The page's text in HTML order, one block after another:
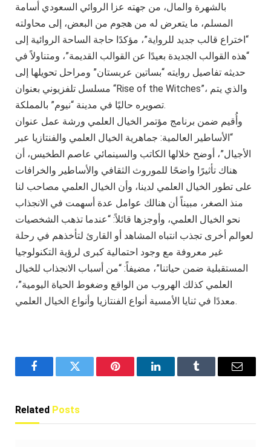
بالشهرة والمال، من جهته عزا الروائي السعودي أسامة
المسلم، ما يتعرض له من هجوم من البعض، إلى محاولته
“اختراع قالب جديد للرواية”، مؤكدًا حاجة الساحة الروائية إلى
“هذه القوالب الجديدة بعيدًا عن القوالب القديمة”، ومتناولاً في
حديثه تفاصيل روايته “بساتين عربستان” ومراحل تحويلها إلى
مسلسل تلفزيوني بعنوان “Rise of the Witches”، والذي يتم
تصويره حاليًا في مدينة “نيوم” بالمملكة.
وأُقيم ضمن برنامج مؤتمر الخيال العلمي ورشة عمل عنوان
“الأساطير العالمية: جماهرية الخيال العلمي والفنتازيا عبر
الأجيال”، أوضح خلالها الكاتب والسينمائي عاصم الطخيس، أن
هناك تأثيرًا واضحًا للموروث الثقافي والأساطير والخرافات
على تطور الخيال العلمي لدينا، وأن الخيال العلمي مصاحب لنا
منذ الصغر، مبيناً أن هنالك عوامل عدة أسهمت في الانجذاب
نحو الخيال العلمي، وأوجزها قائلاً: “عندما تذهب الشخصيات
لعوالم أخرى تجذب انتباه المشاهد أو القارئ لتأخذهم في رحلة
غير معروفة مع وجود احتمالية كبرى لرؤية التكنولوجيا
المستقبلية ضمن حياتنا”، مضيفاً: “من أسباب الانجذاب للخيال
العلمي كذلك الهروب من الواقع وضغوط الحياة اليومية”،
معددًا في ثنايا الأمسية أنواع الفنتازيا وأنواع الخيال العلمي.
FacebookTwitter Pinterest LinkedInTumblr Email
Related Posts